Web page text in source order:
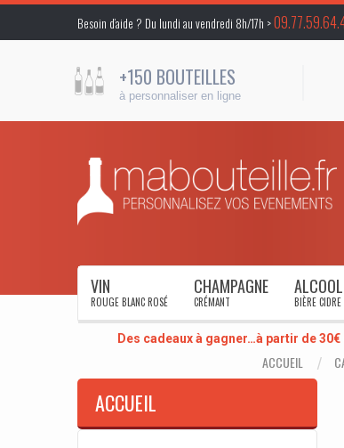
Besoin d’aide ? Du lundi au vendredi 8h/17h >
+150 BOUTEILLES
à personnaliser en ligne
VIN
ROUGE BLANC ROSÉ
CHAMPAGNE
CRÉMANT
ALCOOL
BIÈRE CIDRE
Des cadeaux à gagner…à partir de
ACCUEIL
ACCUEIL